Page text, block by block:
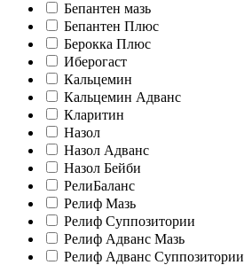
Бепантен мазь
Бепантен Плюс
Берокка Плюс
Иберогаст
Кальцемин
Кальцемин Адванс
Кларитин
Назол
Назол Адванс
Назол Бейби
РелиБаланс
Релиф Мазь
Релиф Суппозитории
Релиф Адванс Мазь
Релиф Адванс Суппозитории